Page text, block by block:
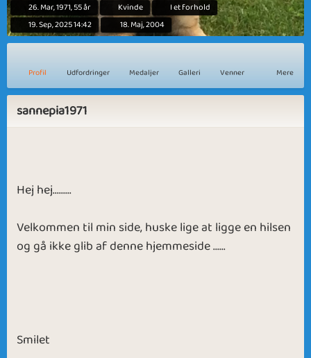
26. Mar, 1971, 55 år Kvinde
I et forhold
19. Sep, 2025 14:42
18. Maj, 2004
Profil Udfordringer Medaljer Galleri Venner Mere
sannepia1971
Hej hej.........
Velkommen til min side, huske lige at ligge en hilsen
og gå ikke glib af denne hjemmeside ......
Smilet